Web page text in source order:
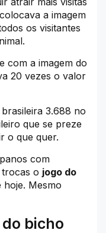
a imagem
os visitantes
com a imagem do
20 vezes o valor
3.688 no
que se preze
o que quer.
com
o jogo do
Mesmo
bicho